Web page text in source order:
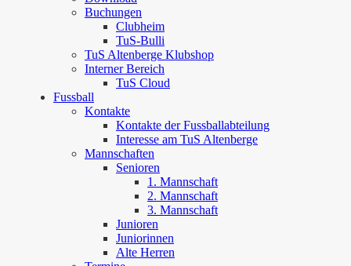
Buchungen
Clubheim
TuS-Bulli
TuS Altenberge Klubshop
Interner Bereich
TuS Cloud
Fussball
Kontakte
Kontakte der Fussballabteilung
Interesse am TuS Altenberge
Mannschaften
Senioren
1. Mannschaft
2. Mannschaft
3. Mannschaft
Junioren
Juniorinnen
Alte Herren